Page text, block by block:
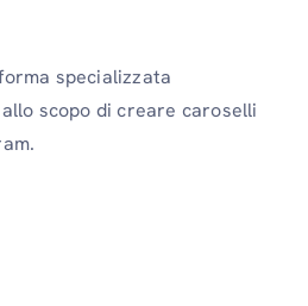
specializzata
scopo di creare caroselli